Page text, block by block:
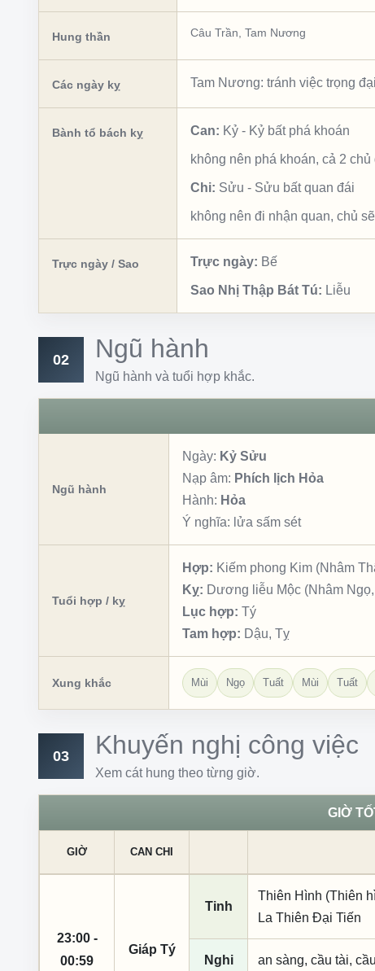
Hung thần Câu Trần Tam Nương
Các ngày kỵ Tam Nương: tránh việc trọng
Bành tổ bách kỵ Can: Kỷ - Kỷ bất phá khoán
không nên phá khoán, cả 2 chủ
Chi: Sửu - Sửu bất quan đái
không nên đi nhận quan, chủ
Trực ngày / Sao Trực ngày: Bế
Sao Nhị Thập Bát Tú: Liễu
02 Ngũ hành
Ngũ hành và tuổi hợp khắc.
Ngũ hành
Ngày: Kỷ Sửu
Nạp âm: Phích lịch Hỏa
Hành: Hỏa
Ý nghĩa: lửa sấm sét
Tuổi hợp / kỵ
Hợp: Kiếm phong Kim (Nhâm
Kỵ: Dương liễu Mộc (Nhâm
Lục hợp: Tý
Tam hợp: Dậu, Tỵ
Xung khắc Mùi Ngọ Tuất Mùi Tuất
03 Khuyến nghị công việc
Xem cát hung theo từng giờ.
GIỜ
GIỜ CAN CHI
23:00 -
00:59
Giáp Tý
Tinh
Thiên Hình (Thiên
La Thiên Đại Tiến
Nghi an sàng, cầu tài,